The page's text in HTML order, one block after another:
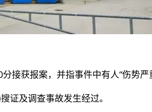
接获报案，并指事件中有人“伤势严
证及调查事故发生经过。